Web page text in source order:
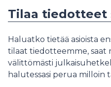
Tilaa tiedotteet
Haluatko tietää asioista
tilaat tiedotteemme, saat
välittömästi
halutessasi perua milloin